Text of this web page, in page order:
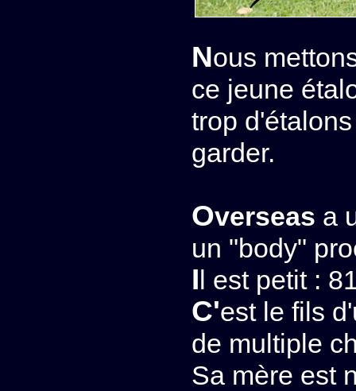
Nous mettons aussi à vendre, vraiment à regret,
ce jeune
trop
garder.
Overseas a
un "body"
Il est petit :
C'est le fils d'un merveilleux étalon producteur
de multiple
Sa mère est